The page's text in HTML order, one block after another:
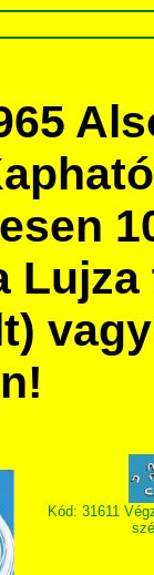
Kód: 31611